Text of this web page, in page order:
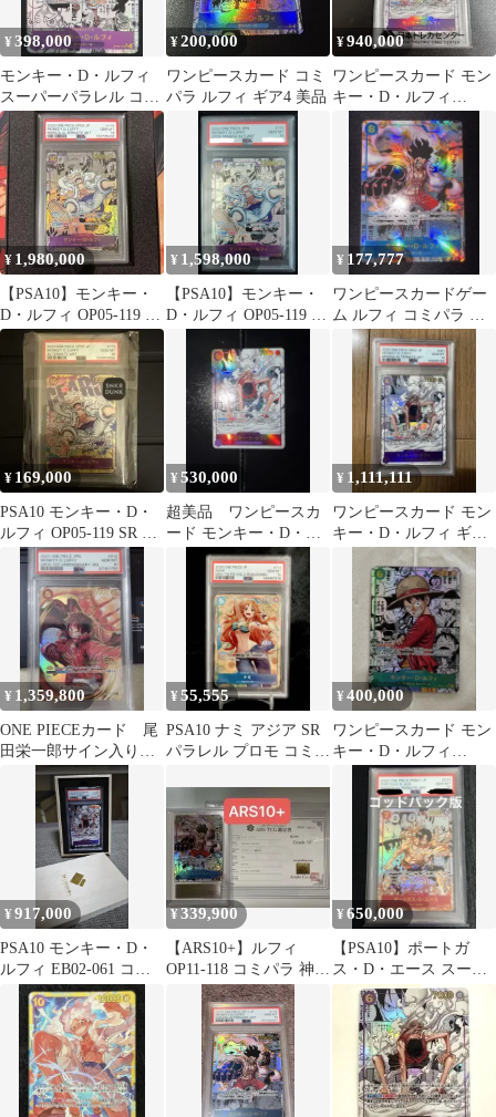
¥398,000
モンキー・D・ルフィ
スーパーパラレル コミ
パラ OP09-119 ワンピ
ース
¥200,000
ワンピースカード コミ
パラ ルフィ ギア4 美品
¥940,000
ワンピースカード モン
キー・D・ルフィ
PSA10【コミパラ】金
欠で手放します…
¥ 1,980,000
【PSA10】モンキー・
D・ルフィ OP05-119 コ
ミパラ ニカルフィ
¥ 1,598,000
【PSA10】モンキー・
D・ルフィ OP05-119 コ
ミパラ ワンピースカー
¥ 177,777
ワンピースカードゲー
ム ルフィ コミパラ ギ
ア4
¥ 169,000
PSA10 モンキー・D・
ルフィ OP05-119 SR パ
ラレル
¥530,000
超美品 ワンピースカ
ード モンキー・D・ル
フィ25thコミパラEB02-
¥ 1,111,111
ワンピースカード モン
キー・D・ルフィ ギア2
コミックパラレル
PSA10
¥ 1,359,800
ONE PIECEカード 尾
田栄一郎サイン入り
ルフィ PSA10
¥55,555
PSA10 ナミ アジア SR
パラレル プロモ コミパ
¥400,000
ワンピースカード モン
キー・D・ルフィ
OP13-118
¥917,000
PSA10 モンキー・D・
ルフィ EB02-061 コミ
ックパラレル 木箱付
¥339,900
【ARS10+】ルフィ
OP11-118 コミパラ 神
速の拳 SEC ワンピース
¥650,000
【PSA10】ポートガ
ス・D・エース スーパ
ーパラレル ゴッドパッ
ク版 コミパラ